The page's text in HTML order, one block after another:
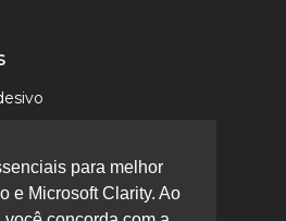
para melhor
e Microsoft Clarity. Ao
Chapa